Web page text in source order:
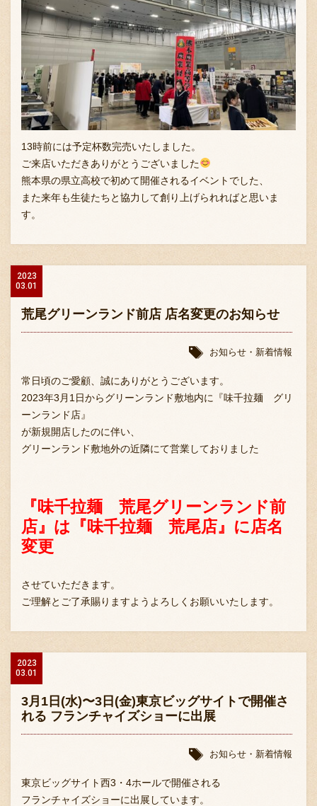
13時前には予定杯数完売いたしました。
ご来店いただきありがとうございました
熊本県の県立高校で初めて開催されるイベントでした、
また来年も生徒たちと協力して創り上げられればと思いま
す。
2023
03.01
荒尾グリーンランド前店 店名変更のお知らせ
お知らせ・新着情報
常日頃のご愛顧、誠にありがとうございます。
2023年3月1日からグリーンランド敷地内に『味千拉麺 グリ
ーンランド店』
が新規開店したのに伴い、
グリーンランド敷地外の近隣にて営業しておりました
『味千拉麺 荒尾グリーンランド前
店』は『味千拉麺 荒尾店』に店名
変更
させていただきます。
ご理解とご了承賜りますようよろしくお願いいたします。
2023
03.01
3月1日(水)〜3日(金)東京ビッグサイトで開催さ
れる フランチャイズショーに出展
お知らせ・新着情報
東京ビッグサイト西3・4ホールで開催される
フランチャイズショーに出展しています。